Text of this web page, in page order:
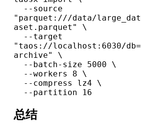
"parquet:///data/large_dat
aset.parquet" \
"taos://localhost:6030/db=
archive" \
  --partition 16
总结